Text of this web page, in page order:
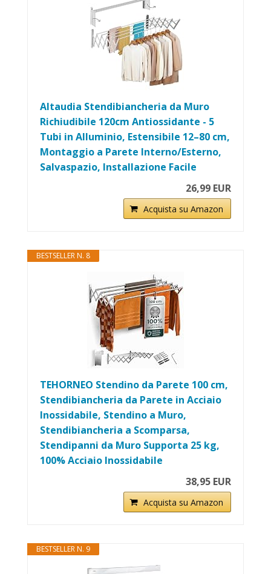
Altaudia Stendibiancheria da Muro
Richiudibile 120cm Antiossidante - 5
Tubi in Alluminio, Estensibile 12–80 cm,
Montaggio a Parete Interno/Esterno,
Salvaspazio, Installazione Facile
26,99 EUR
Acquista su Amazon
BESTSELLER N. 8
TEHORNEO Stendino da Parete 100 cm,
Stendibiancheria da Parete in Acciaio
Inossidabile, Stendino a Muro,
Stendibiancheria a Scomparsa,
Stendipanni da Muro Supporta 25 kg,
100% Acciaio Inossidabile
38,95 EUR
Acquista su Amazon
BESTSELLER N. 9